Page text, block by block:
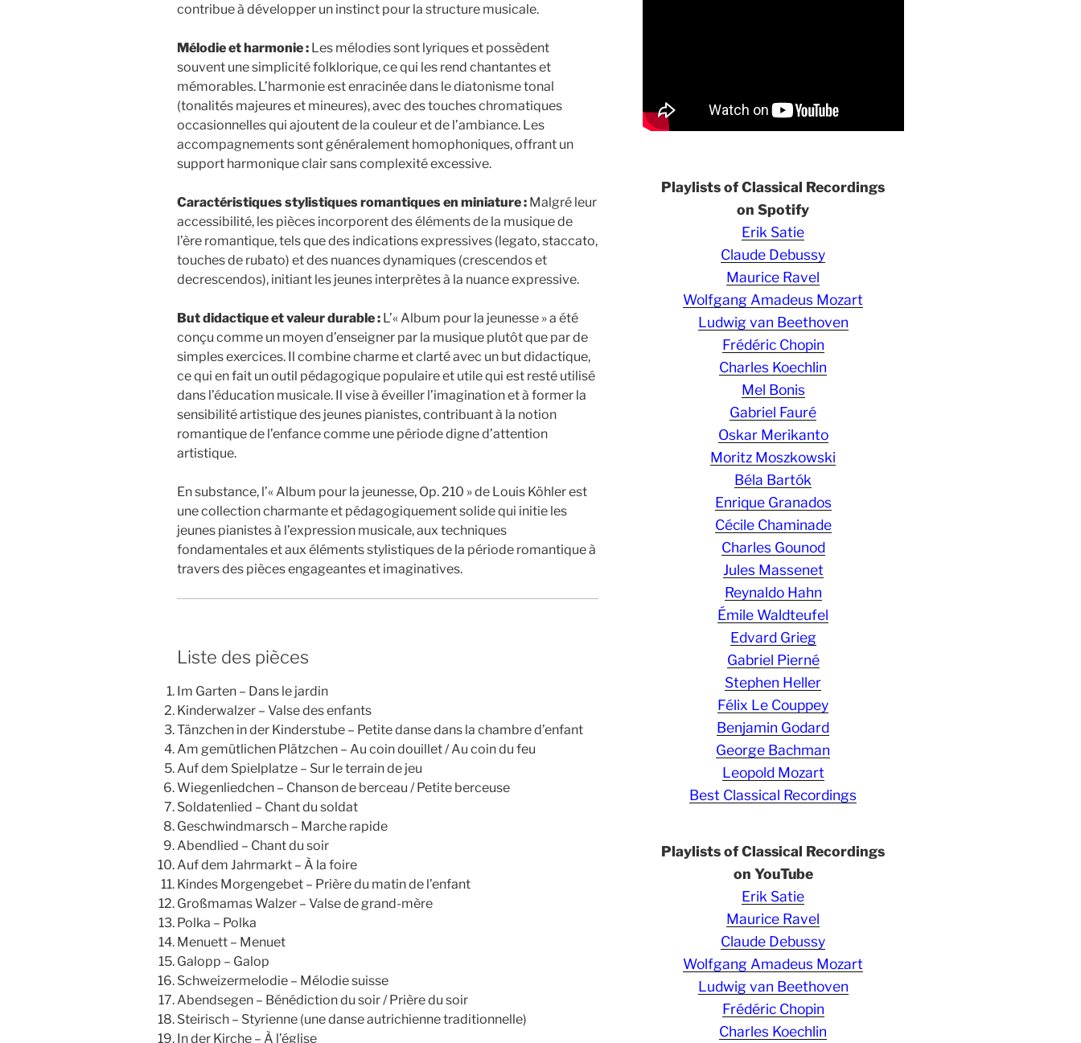
contribue à développer un instinct pour la structure musicale.
Mélodie et harmonie : Les mélodies sont lyriques et possèdent
souvent une simplicité folklorique, ce qui les rend chantantes et
mémorables. L’harmonie est enracinée dans le diatonisme tonal
(tonalités majeures et mineures), avec des touches chromatiques
occasionnelles qui ajoutent de la couleur et de l’ambiance. Les
accompagnements sont généralement homophoniques, offrant un
support harmonique clair sans complexité excessive.
Caractéristiques stylistiques romantiques en miniature : Malgré leur
accessibilité, les pièces incorporent des éléments de la musique de
l’ère romantique, tels que des indications expressives (legato, staccato,
touches de rubato) et des nuances dynamiques (crescendos et
decrescendos), initiant les jeunes interprètes à la nuance expressive.
But didactique et valeur durable : L’« Album pour la jeunesse » a été
conçu comme un moyen d’enseigner par la musique plutôt que par de
simples exercices. Il combine charme et clarté avec un but didactique,
ce qui en fait un outil pédagogique populaire et utile qui est resté utilisé
dans l’éducation musicale. Il vise à éveiller l’imagination et à former la
sensibilité artistique des jeunes pianistes, contribuant à la notion
romantique de l’enfance comme une période digne d’attention
artistique.
En substance, l’« Album pour la jeunesse, Op. 210 » de Louis Köhler est
une collection charmante et pédagogiquement solide qui initie les
jeunes pianistes à l’expression musicale, aux techniques
fondamentales et aux éléments stylistiques de la période romantique à
travers des pièces engageantes et imaginatives.
Liste des pièces
Im Garten – Dans le jardin
Kinderwalzer – Valse des enfants
Tänzchen in der Kinderstube – Petite danse dans la chambre d’enfant
Am gemütlichen Plätzchen – Au coin douillet / Au coin du feu
Auf dem Spielplatze – Sur le terrain de jeu
Wiegenliedchen – Chanson de berceau / Petite berceuse
Soldatenlied – Chant du soldat
Geschwindmarsch – Marche rapide
Abendlied – Chant du soir
Auf dem Jahrmarkt – À la foire
Kindes Morgengebet – Prière du matin de l’enfant
Großmamas Walzer – Valse de grand-mère
Polka – Polka
Menuett – Menuet
Galopp – Galop
Schweizermelodie – Mélodie suisse
Abendsegen – Bénédiction du soir / Prière du soir
Steirisch – Styrienne (une danse autrichienne traditionnelle)
In der Kirche – À l’église
Playlists of Classical Recordings
on Spotify
Erik Satie
Claude Debussy
Maurice Ravel
Wolfgang Amadeus Mozart
Ludwig van Beethoven
Frédéric Chopin
Charles Koechlin
Mel Bonis
Gabriel Fauré
Oskar Merikanto
Moritz Moszkowski
Béla Bartók
Enrique Granados
Cécile Chaminade
Charles Gounod
Jules Massenet
Reynaldo Hahn
Émile Waldteufel
Edvard Grieg
Gabriel Pierné
Stephen Heller
Félix Le Couppey
Benjamin Godard
George Bachman
Leopold Mozart
Best Classical Recordings
Playlists of Classical Recordings
on YouTube
Erik Satie
Maurice Ravel
Claude Debussy
Wolfgang Amadeus Mozart
Ludwig van Beethoven
Frédéric Chopin
Charles Koechlin